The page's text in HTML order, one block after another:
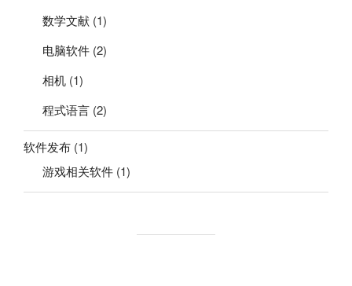
数学文献 (1)
电脑软件 (2)
相机 (1)
程式语言 (2)
软件发布 (1)
游戏相关软件 (1)